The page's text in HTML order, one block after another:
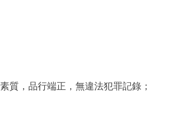
，品行端正，無違法犯罪記錄；